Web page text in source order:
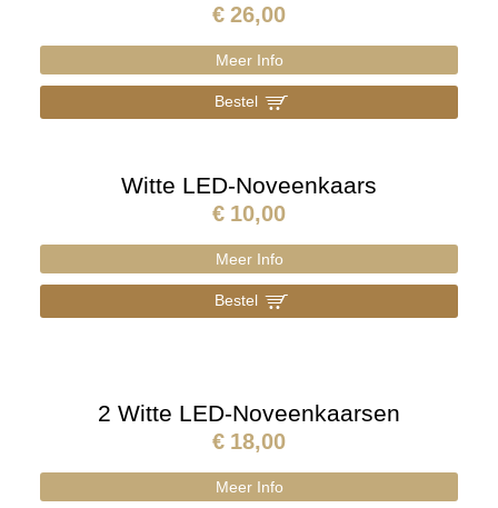
€ 26,00
Meer Info
Bestel ]
Witte LED-Noveenkaars
€ 10,00
Meer Info
Bestel ]
2 Witte LED-Noveenkaarsen
€ 18,00
Meer Info